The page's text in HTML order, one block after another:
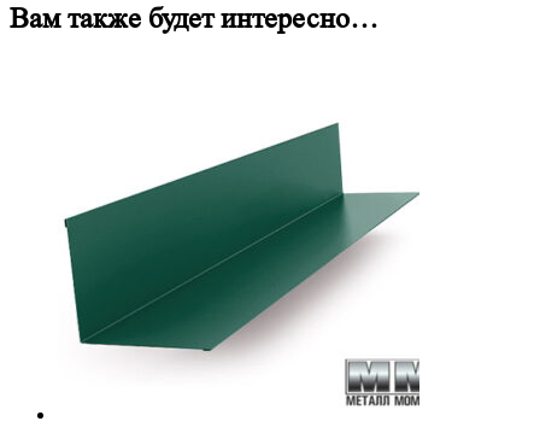
Вам также будет интересно…